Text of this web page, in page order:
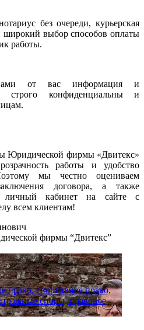
без очереди, курьерская
широкий выбор способов оплаты
работы.
от вас информация и
строго конфиденциальны и
Юридической фирмы «Двитекс»
работы и удобство
мы честно оцениваем
договора, а также
личный кабинет на сайте с
всем клиентам!
фирмы “Двитекс”
право, спортивное право,
споры, правовое